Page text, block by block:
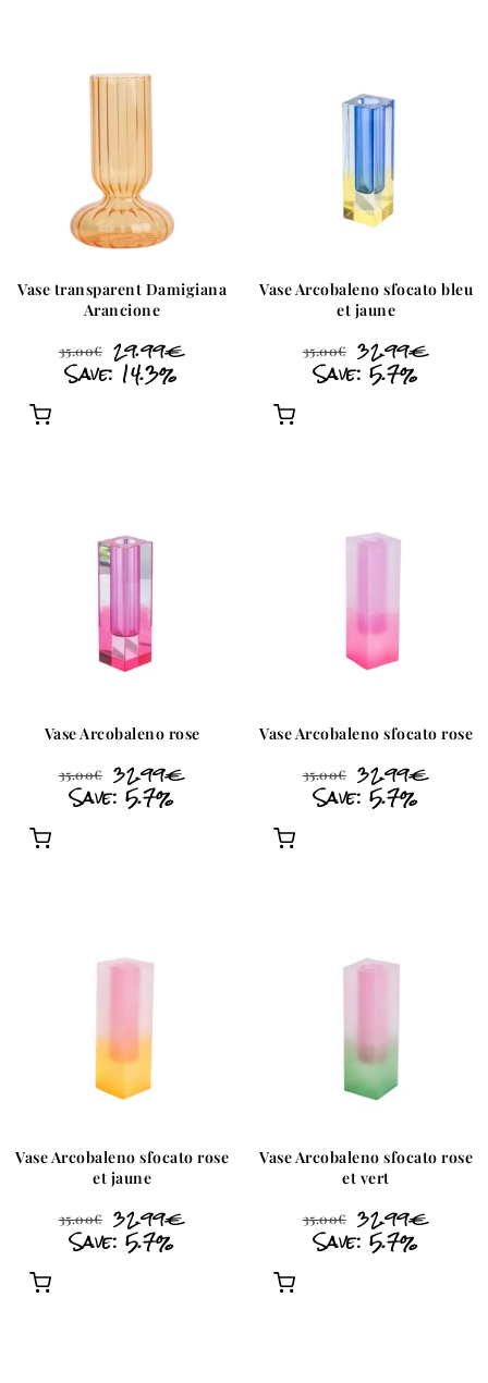
Vase transparent Damigiana
Arancione
35.00€ 29.99€
Save: 14.3%
Vase Arcobaleno sfocato bleu
et jaune
35.00€ 32.99€
Save: 5.7%
Vase Arcobaleno rose
35.00€ 32.99€
Save: 5.7%
Vase Arcobaleno sfocato rose
35.00€ 32.99€
Save: 5.7%
Vase Arcobaleno sfocato rose
et jaune
35.00€ 32.99€
Save: 5.7%
Vase Arcobaleno sfocato rose
et vert
35.00€ 32.99€
Save: 5.7%